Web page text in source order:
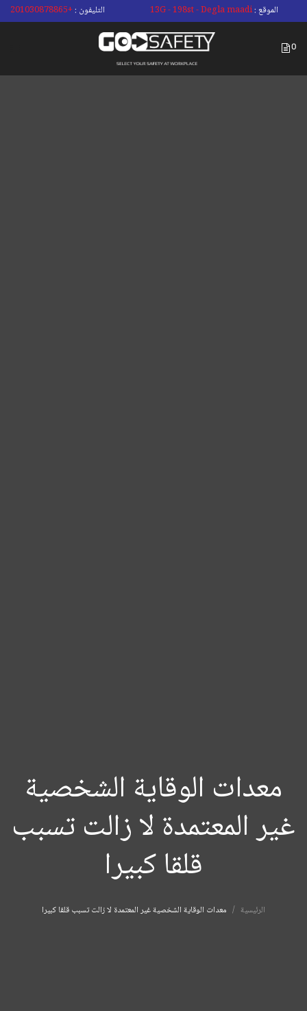
التليفون :+201030878865 الموقع :13G - 198st - Degla maadi
0
معدات الوقاية الشخصية
غير المعتمدة لا زالت تسبب
قلقا كبيرا
الرئيسية معدات الوقاية الشخصية غير المعتمدة لا زالت تسبب قلقا كبيرا